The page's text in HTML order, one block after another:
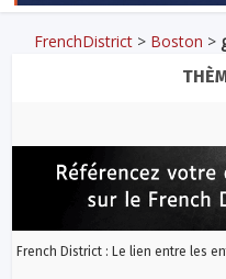
FrenchDistrict > Boston >
French District : Le lien entre les